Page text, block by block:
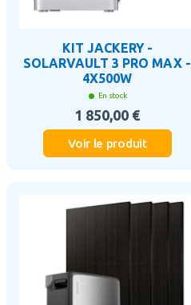
KIT JACKERY -
SOLARVAULT 3 PRO MAX -
4X500W
En stock
1 850,00 €
Voir le produit